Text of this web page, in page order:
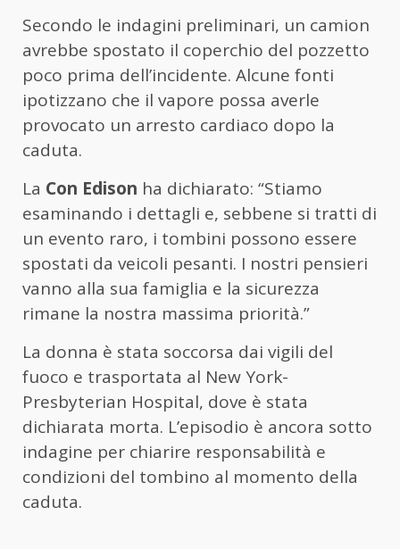
Secondo le indagini preliminari, un camion
avrebbe spostato il coperchio del pozzetto
poco prima dell’incidente. Alcune fonti
ipotizzano che il vapore possa averle
provocato un arresto cardiaco dopo la
caduta.
La Con Edison ha dichiarato: “Stiamo
esaminando i dettagli e, sebbene si tratti di
un evento raro, i tombini possono essere
spostati da veicoli pesanti. I nostri pensieri
vanno alla sua famiglia e la sicurezza
rimane la nostra massima priorità.”
La donna è stata soccorsa dai vigili del
fuoco e trasportata al New York-
Presbyterian Hospital, dove è stata
dichiarata morta. L’episodio è ancora sotto
indagine per chiarire responsabilità e
condizioni del tombino al momento della
caduta.